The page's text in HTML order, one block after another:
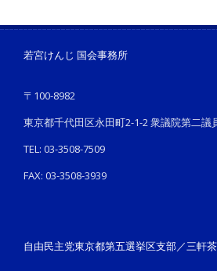
若宮けんじ 国会事務所
〒100-8982
東京都千代田区永田町2-1-2 衆議院第二議
TEL: 03-3508-7509
FAX: 03-3508-3939
自由民主党東京都第五選挙区支部／三軒